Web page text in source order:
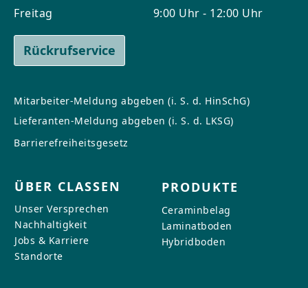
Freitag
9:00 Uhr - 12:00 Uhr
Rückrufservice
Mitarbeiter-Meldung abgeben (i. S. d. HinSchG)
Lieferanten-Meldung abgeben (i. S. d. LKSG)
Barrierefreiheitsgesetz
ÜBER CLASSEN
Unser Versprechen
Nachhaltigkeit
Jobs & Karriere
Standorte
PRODUKTE
Ceraminbelag
Laminatboden
Hybridboden